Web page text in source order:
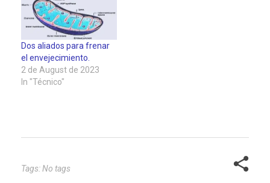
exploraremos algunas
de las teorías más
importantes que nos
ayudan a entender este
proceso misterioso. Es
muy…
Dos aliados para frenar
el envejecimiento.
2 de August de 2023
In "Técnico"
Tags: No tags